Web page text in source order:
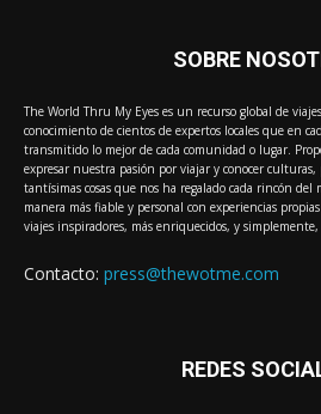
SOBRE
The World Thru My Eyes es un recurso global de
conocimiento de cientos de expertos locales que en
transmitido lo mejor de cada comunidad o lugar.
expresar nuestra pasión por viajar y conocer
tantísimas cosas que nos ha regalado cada rincón del
manera más fiable y personal con experiencias
viajes inspiradores, más enriquecidos, y simplemente,
Contacto: press@thewotme.com
REDES